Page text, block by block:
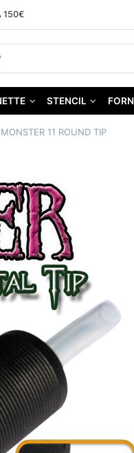
150€
STENCIL
MONSTER 11 ROUND TIP